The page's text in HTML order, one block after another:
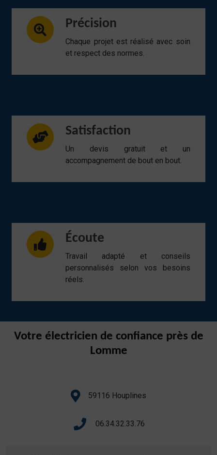
Précision
Chaque projet est réalisé avec soin
et respect des normes.
Satisfaction
Un devis gratuit et un
accompagnement de bout en bout.
Écoute
Travail adapté et conseils
personnalisés selon vos besoins
réels.
Votre électricien de confiance près de
Lomme
59116 Houplines
06.34.32.33.76